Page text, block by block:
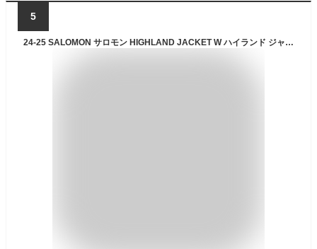
5
24-25 SALOMON サロモン HIGHLAND JACKET W ハイランド ジャケット スノーボード スキー ウェア LC2353800030 【ぼーだまん】